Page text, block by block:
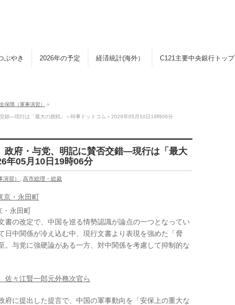
ぶやき 2026年の予定 経済統計(海外） C121主要中央銀行トップ
保障（軍事演習） »
錯―現行は「最大の挑戦」＜時事ドットコム＞2026年05月10日19時06分
府・与党、明記に賛否交錯―現行は「最大
年05月10日19時06分
習） 高市総理・総裁
・永田町
の改定で、中国を巡る情勢認識が論点の一つとなってい
日中関係が冷え込む中、現行文書より表現を強めた「脅
。与党に強硬論がある一方、対中関係を考慮して抑制的な
々江賢一郎元外務次官ら
に提出した提言で、中国の軍事動向を「安保上の重大な